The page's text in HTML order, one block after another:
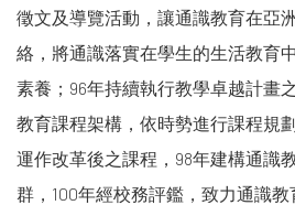
徵文及導覽活動，讓通識教育在亞
絡，將通識落實在學生的生活教育
素養；96年持續執行教學卓越計畫
教育課程架構，依時勢進行課程規
運作改革後之課程，98年建構通識
群，100年經校務評鑑，致力通識教